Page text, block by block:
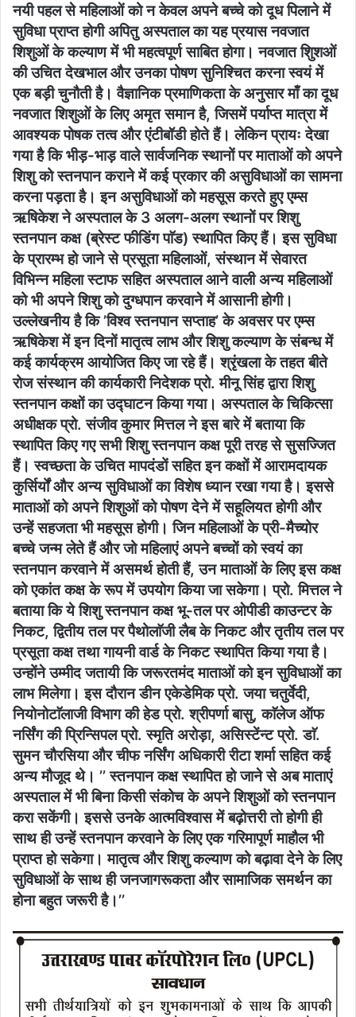
नयी पहल से महिलाओं को न केवल अपने बच्चे को दूध पिलाने में
सुविधा प्राप्त होगी अपितु अस्पताल का यह प्रयास नवजात
शिशुओं के कल्याण में भी महत्वपूर्ण साबित होगा। नवजात शिुशओं
की उचित देखभाल और उनका पोषण सुनिश्चित करना स्वयं में
एक बड़ी चुनौती है। वैज्ञानिक प्रमाणिकता के अनुसार माँ का दूध
नवजात शिशुओं के लिए अमृत समान है, जिसमें पर्याप्त मात्रा में
आवश्यक पोषक तत्व और एंटीबॉडी होते हैं। लेकिन प्रायः देखा
गया है कि भीड़-भाड़ वाले सार्वजनिक स्थानों पर माताओं को अपने
शिशु को स्तनपान कराने में कई प्रकार की असुविधाओं का सामना
करना पड़ता है। इन असुविधाओं को महसूस करते हुए एम्स
ऋषिकेश ने अस्पताल के 3 अलग-अलग स्थानों पर शिशु
स्तनपान कक्ष (ब्रेस्ट फीडिंग पाॅड) स्थापित किए हैं। इस सुविधा
के प्रारम्भ हो जाने से प्रसूता महिलाओं, संस्थान में सेवारत
विभिन्न महिला स्टाफ सहित अस्पताल आने वाली अन्य महिलाओं
को भी अपने शिशु को दुग्धपान करवाने में आसानी होगी।
उल्लेखनीय है कि ’विश्व स्तनपान सप्ताह’ के अवसर पर एम्स
ऋषिकेश में इन दिनों मातृत्व लाभ और शिशु कल्याण के संबन्ध में
कई कार्यक्रम आयोजित किए जा रहे हैं। श्रृंखला के तहत बीते
रोज संस्थान की कार्यकारी निदेशक प्रो. मीनू सिंह द्वारा शिशु
स्तनपान कक्षों का उद्घाटन किया गया। अस्पताल के चिकित्सा
अधीक्षक प्रो. संजीव कुमार मित्तल ने इस बारे में बताया कि
स्थापित किए गए सभी शिशु स्तनपान कक्ष पूरी तरह से सुसज्जित
हैं। स्वच्छता के उचित मापदंडों सहित इन कक्षों में आरामदायक
कुर्सिर्यों और अन्य सुविधाओं का विशेष ध्यान रखा गया है। इससे
माताओं को अपने शिशुओं को पोषण देने में सहूलियत होगी और
उन्हें सहजता भी महसूस होगी। जिन महिलाओं के प्री-मैच्योर
बच्चे जन्म लेते हैं और जो महिलाएं अपने बच्चों को स्वयं का
स्तनपान करवाने में असमर्थ होती हैं, उन माताओं के लिए इस कक्ष
को एकांत कक्ष के रूप में उपयोग किया जा सकेगा। प्रो. मित्तल ने
बताया कि ये शिशु स्तनपान कक्ष भू-तल पर ओपीडी काउन्टर के
निकट, द्वितीय तल पर पैथोलाॅजी लैब के निकट और तृतीय तल पर
प्रसूता कक्ष तथा गायनी वार्ड के निकट स्थापित किया गया है।
उन्होंने उम्मीद जतायी कि जरूरतमंद माताओं को इन सुविधाओं का
लाभ मिलेगा। इस दौरान डीन एकेडेमिक प्रो. जया चतुर्वेदी,
नियोनोटाॅलाजी विभाग की हेड प्रो. श्रीपर्णा बासु, काॅलेज ऑफ
नर्सिंग की प्रिन्सिपल प्रो. स्मृति अरोड़ा, असिस्टेंन्ट प्रो. डाॅ.
सुमन चौरसिया और चीफ नर्सिंग अधिकारी रीटा शर्मा सहित कई
अन्य मौजूद थे। ’’ स्तनपान कक्ष स्थापित हो जाने से अब माताएं
अस्पताल में भी बिना किसी संकोच के अपने शिशुओं को स्तनपान
करा सकेंगी। इससे उनके आत्मविश्वास में बढ़ोत्तरी तो होगी ही
साथ ही उन्हें स्तनपान करवाने के लिए एक गरिमापूर्ण माहौल भी
प्राप्त हो सकेगा। मातृत्व और शिशु कल्याण को बढ़ावा देने के लिए
सुविधाओं के साथ ही जनजागरूकता और सामाजिक समर्थन का
होना बहुत जरूरी है।’’